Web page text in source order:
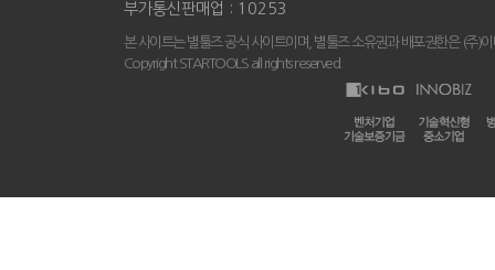
부가통신판매업 : 10253
본 사이트는 별툴즈 공식 사이트이며, 별툴즈 소유권과 배포권한은 (주)
Copyright STARTOOLS all rights reserved.